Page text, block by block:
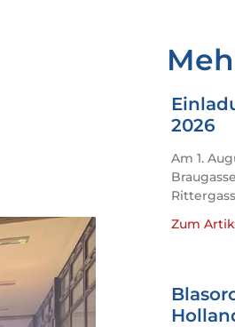
2026
Am 1.
Zum